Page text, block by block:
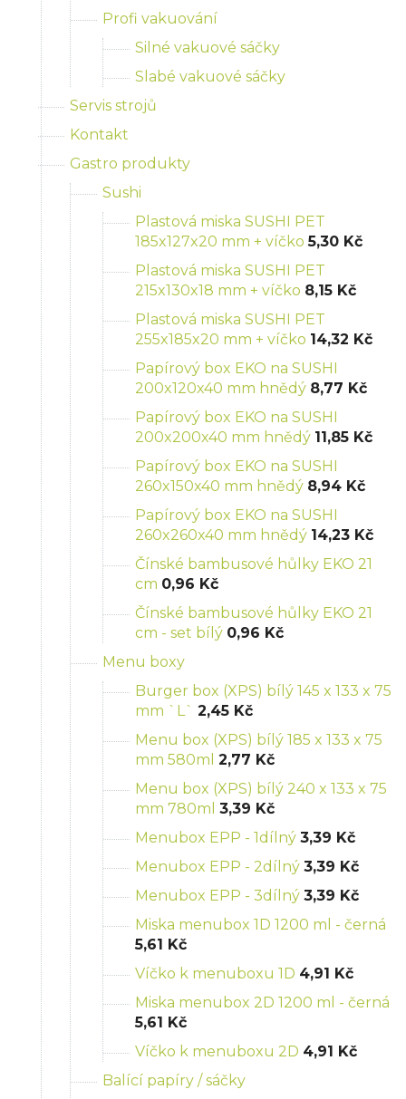
Profi vakuování
Silné vakuové sáčky
Slabé vakuové sáčky
Servis strojů
Kontakt
Gastro produkty
Sushi
Plastová miska SUSHI PET
185x127x20 mm + víčko 5,30 Kč
Plastová miska SUSHI PET
215x130x18 mm + víčko 8,15 Kč
Plastová miska SUSHI PET
255x185x20 mm + víčko 14,32 Kč
Papírový box EKO na SUSHI
200x120x40 mm hnědý 8,77 Kč
Papírový box EKO na SUSHI
200x200x40 mm hnědý 11,85 Kč
Papírový box EKO na SUSHI
260x150x40 mm hnědý 8,94 Kč
Papírový box EKO na SUSHI
260x260x40 mm hnědý 14,23 Kč
Čínské bambusové hůlky EKO 21
cm 0,96 Kč
Čínské bambusové hůlky EKO 21
cm - set bílý 0,96 Kč
Menu boxy
Burger box (XPS) bílý 145 x 133 x 75
mm `L` 2,45 Kč
Menu box (XPS) bílý 185 x 133 x 75
mm 580ml 2,77 Kč
Menu box (XPS) bílý 240 x 133 x 75
mm 780ml 3,39 Kč
Menubox EPP - 1dílný 3,39 Kč
Menubox EPP - 2dílný 3,39 Kč
Menubox EPP - 3dílný 3,39 Kč
Miska menubox 1D 1200 ml - černá
5,61 Kč
Víčko k menuboxu 1D 4,91 Kč
Miska menubox 2D 1200 ml - černá
5,61 Kč
Víčko k menuboxu 2D 4,91 Kč
Balící papíry / sáčky